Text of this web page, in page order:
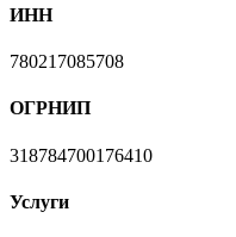
ИНН
780217085708
ОГРНИП
318784700176410
Услуги